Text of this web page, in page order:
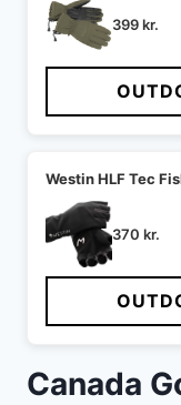
399kr.
Westin HLF Tec
370 kr.
Canada